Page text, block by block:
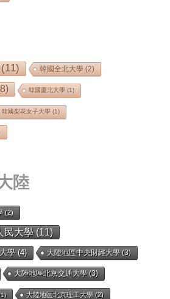
韓國全北大學 (2)
韓國慶北大學 (1)
韓國梨花女子大學 (1)
陸
(2)
民大學(11)
學(4) 大陸地區中央財經大學(3)
大陸地區北京交通大學(3)
大陸地區北京理工大學(2)